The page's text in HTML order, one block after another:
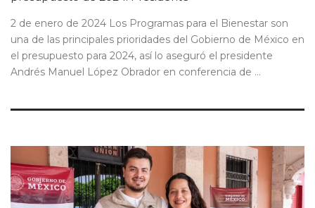
2 de enero de 2024 Los Programas para el Bienestar son
una de las principales prioridades del Gobierno de México en
el presupuesto para 2024, así lo aseguró el presidente
Andrés Manuel López Obrador en conferencia de ...